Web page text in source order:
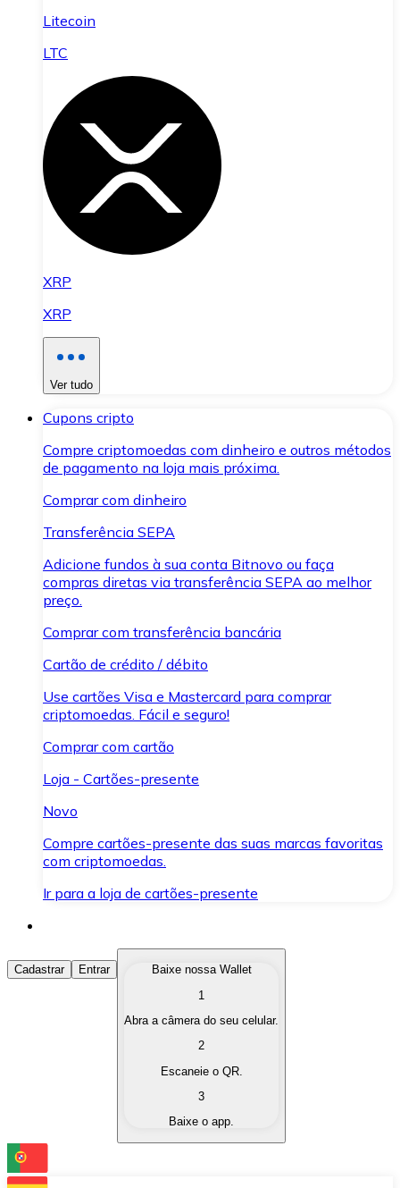
Litecoin
LTC
XRP
XRP
Ver tudo
Cupons cripto
Compre criptomoedas com dinheiro e outros métodos
de pagamento na loja mais próxima.
Comprar com dinheiro
Transferência SEPA
Adicione fundos à sua conta Bitnovo ou faça
compras diretas via transferência SEPA ao melhor
preço.
Comprar com transferência bancária
Cartão de crédito / débito
Use cartões Visa e Mastercard para comprar
criptomoedas. Fácil e seguro!
Comprar com cartão
Loja - Cartões-presente
Novo
Compre cartões-presente das suas marcas favoritas
com criptomoedas.
Ir para a loja de cartões-presente
Comprar Criptomoedas
Compre as criptomoedas de seu interesse de forma
Converta suas criptomoedas em moeda fiduciária
Troque uma criptomoeda por outra
Cadastrar Entrar
Baixe nossa Wallet
1
Abra a câmera do seu celular.
2
Escaneie o QR.
3
Baixe o app.